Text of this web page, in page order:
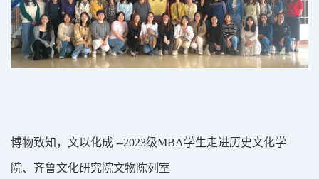
博物致知，文以化成 --2023级MBA学生走进历史文化学
院、齐鲁文化研究院文物陈列室